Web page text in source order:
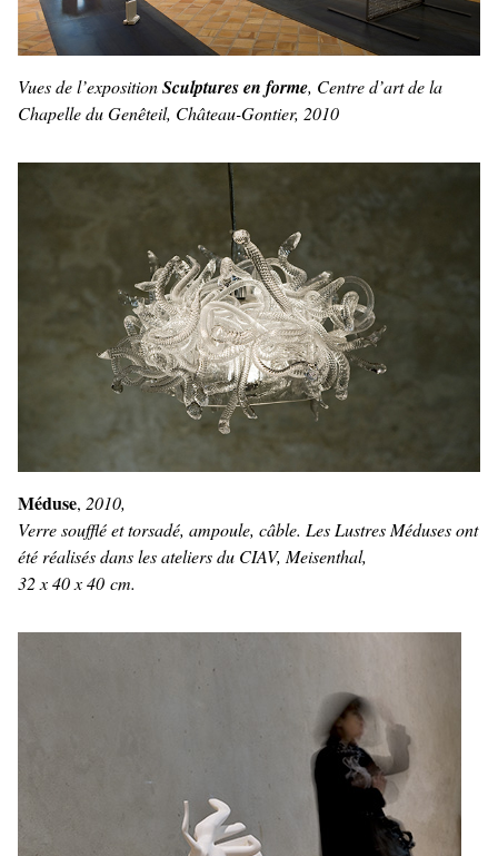
Vues de l’expositionSculptures en forme, Centre d’art de la
Chapelle du Genêteil, Château-Gontier, 2010
Méduse, 2010,
Verre soufflé et torsadé, ampoule, câble. Les Lustres Méduses ont
été réalisés dans les ateliers du CIAV, Meisenthal,
32 x 40 x 40 cm.